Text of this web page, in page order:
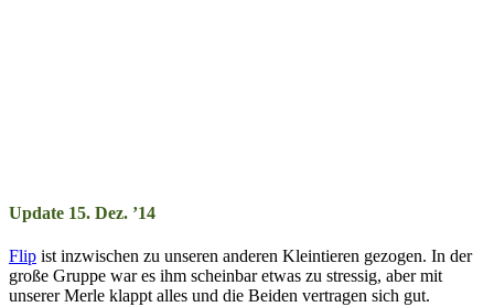
Update 15. Dez. ’14
Flip ist inzwischen zu unseren anderen Kleintieren ge­zogen. In der
große Gruppe war es ihm scheinbar etwas zu stressig, aber mit
unserer Merle klappt alles und die Beiden vertragen sich gut.